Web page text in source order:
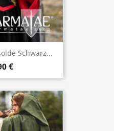
Schwarz...
€